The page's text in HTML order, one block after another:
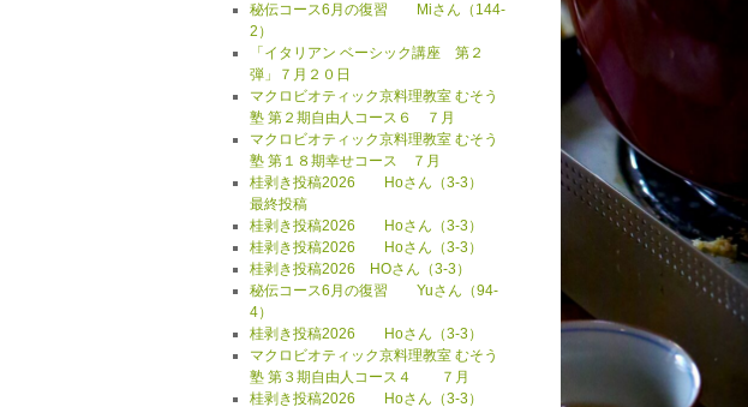
秘伝コース6月の復習 Miさん（144-
2）
「イタリアン ベーシック講座 第２
弾」７月２０日
マクロビオティック京料理教室 むそう
塾 第２期自由人コース６ ７月
マクロビオティック京料理教室 むそう
塾 第１８期幸せコース ７月
桂剥き投稿2026 Hoさん（3-3）
最終投稿
桂剥き投稿2026 Hoさん（3-3）
桂剥き投稿2026 Hoさん（3-3）
桂剥き投稿2026 HOさん（3-3）
秘伝コース6月の復習 Yuさん（94-
4）
桂剥き投稿2026 Hoさん（3-3）
マクロビオティック京料理教室 むそう
塾 第３期自由人コース４ ７月
桂剥き投稿2026 Hoさん（3-3）